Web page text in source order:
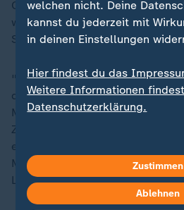
Ob der Schutzstatus widerrufen
werde, hänge wesentlich
Syrien dauerhaft verändert
"Diejenigen, die einen
diesen auch erst einmal",
Migrationsrechtler Daniel Thym
ZDFheute live. Erst wenn sich
etabliert hätte, könnten die
Man könne derzeit aber nicht
Lage morgen oder übermorgen
welchen nicht. Deine
kannst du jederzeit mit
in deinen Einstellungen
Hier findest du das
Weitere Informationen
Datenschutzerklärung.
Zustimmen
Ablehnen